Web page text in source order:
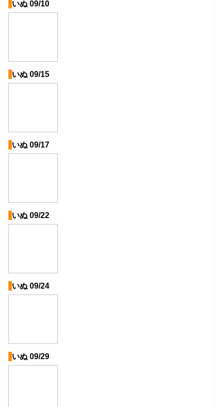
いぬ 09/10
いぬ 09/15
いぬ 09/17
いぬ 09/22
いぬ 09/24
いぬ 09/29